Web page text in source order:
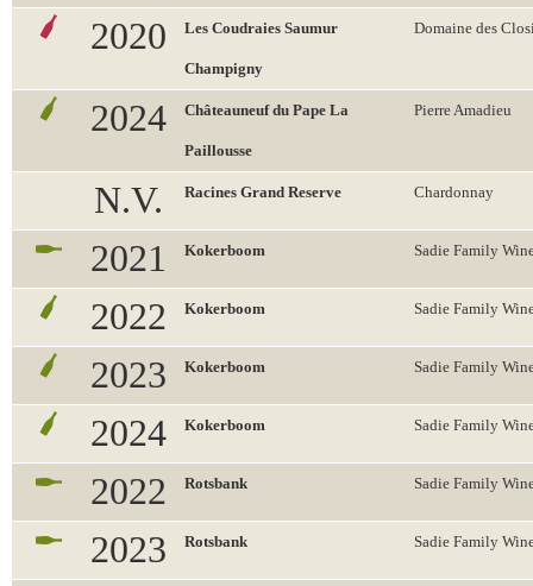
2020 Les Coudraies Saumur
Champigny
Domaine des
2024 Châteauneuf du Pape La
Paillousse
Pierre Amadieu
N.V. Racines Grand Reserve Chardonnay
2021 Kokerboom Sadie Family
2022 Kokerboom Sadie Family
2023 Kokerboom Sadie Family
2024 Kokerboom Sadie Family
2022 Rotsbank Sadie Family
2023 Rotsbank Sadie Family